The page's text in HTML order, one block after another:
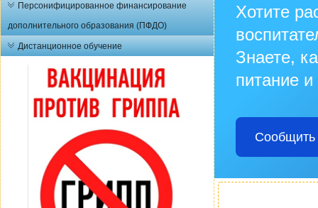
Персонифицированное финансирование
дополнительного образования (ПФДО)
Дистанционное обучение
Хотите
Знаете,
питание и
Сообщить